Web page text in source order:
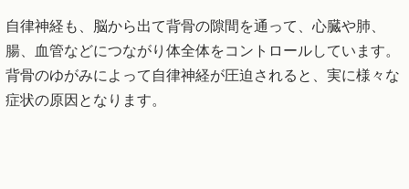
自律神経も、脳から出て背骨の隙間を通って、心臓や肺、
腸、血管などにつながり体全体をコントロールしています。
背骨のゆがみによって自律神経が圧迫されると、実に様々な
症状の原因となります。